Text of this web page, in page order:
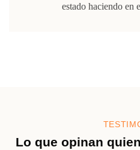
estado haciendo en
Lo que opinan